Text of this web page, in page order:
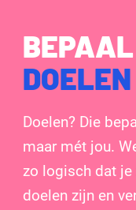
DOELEN
Doelen? Die
maar mét jou.
zo logisch dat
doelen zijn en